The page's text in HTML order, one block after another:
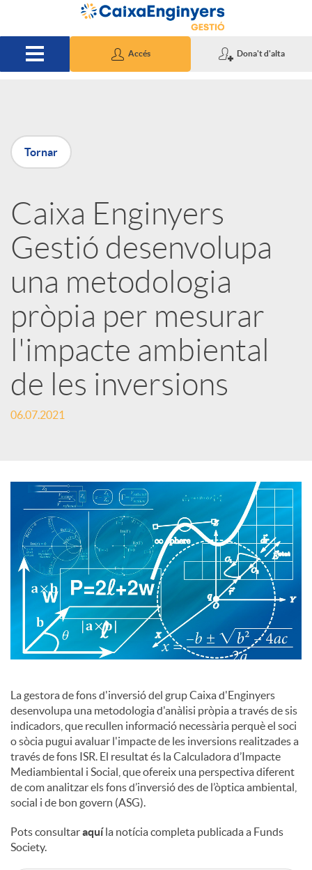
Salta al contingut principal
Accés Dona't d'alta
P
u
b
l
i
c
a
o
r
d
e
c
o
n
t
i
Tornar
Caixa Enginyers
Gestió desenvolupa
una metodologia
pròpia per mesurar
l'impacte ambiental
de les inversions
06.07.2021
La gestora de fons d'inversió del grup Caixa d'Enginyers
desenvolupa una metodologia d'anàlisi pròpia a través de sis
indicadors, que recullen informació necessària perquè el soci
o sòcia pugui avaluar l'impacte de les inversions realitzades a
través de fons ISR. El resultat és la Calculadora d’Impacte
Mediambiental i Social, que ofereix una perspectiva diferent
de com analitzar els fons d’inversió des de l’òptica ambiental,
social i de bon govern (ASG).
Pots consultaraquíla notícia completa publicada a Funds
Society.